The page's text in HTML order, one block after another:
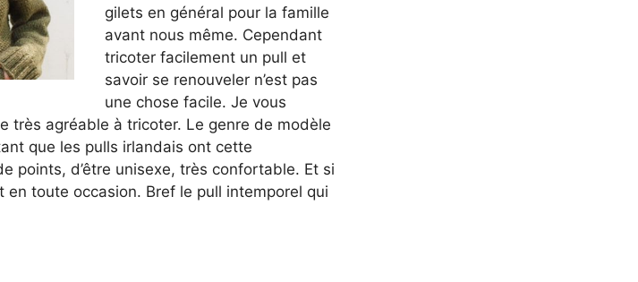
gilets en général pour la famille
avant nous même. Cependant
tricoter facilement un pull et
savoir se renouveler n’est pas
une chose facile. Je vous
très agréable à tricoter. Le genre de modèle
que les pulls irlandais ont cette
points, d’être unisexe, très confortable. Et si
toute occasion. Bref le pull intemporel qui